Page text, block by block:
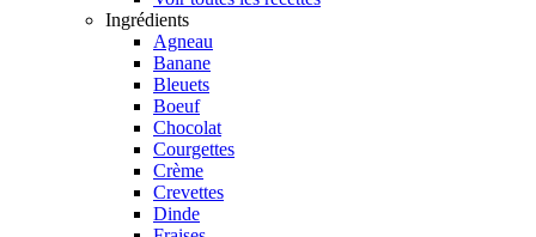
Ingrédients
Agneau
Banane
Bleuets
Boeuf
Chocolat
Courgettes
Crème
Crevettes
Dinde